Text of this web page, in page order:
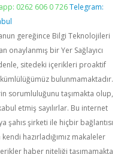
0262 606 0 726 Telegram:
gereğince Bilgi Teknolojileri
onaylanmış bir Yer Sağlayıcı
sitedeki içerikleri proaktif
bulunmamaktadır.
sorumluluğunu taşımakta olup,
etmiş sayılırlar. Bu internet
şahıs şirketi ile hiçbir bağlantısı
hazırladığımız makaleler
haber niteliği taşımamakta